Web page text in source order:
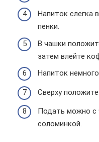
Напиток слегка
пенки.
В чашки
затем влейте
Напиток
Сверху
Подать можно с
соломинкой.